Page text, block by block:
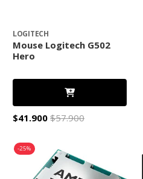
LOGITECH
Mouse Logitech G502
Hero
$41.900 $57.900
-25%